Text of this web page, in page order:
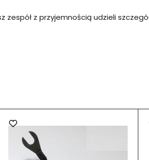
z przyjemnością udzieli